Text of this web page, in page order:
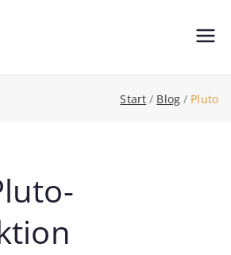
Homeopathy ∞ Astrology
Start Blog Pluto